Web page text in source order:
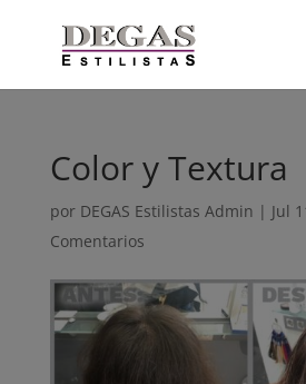
Color y Textura
por DEGAS Estilistas Admin | Jul
Comentarios